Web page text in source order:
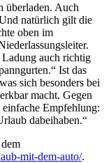
überladen. Auch
natürlich gilt die
oben im
auch richtig
Ist das
sich besonders bei
macht. Gegen
Empfehlung:
dabeihaben.“
mit-dem-auto/.